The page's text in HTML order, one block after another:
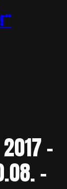
–
–